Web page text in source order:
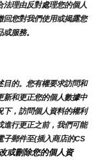
法理由反對處理您的個人
回您對我們使用或揭露您
服務。
目的。您有權要求訪問和
新和更正您的個人數據中
下，訪問個人資料的權利
進行更正之前，我們可能
子郵件至{插入商店的CS
或刪除您的個人資